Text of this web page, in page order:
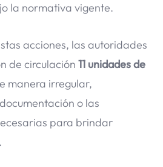
la normativa vigente.
acciones, las autoridades
de circulación 11 unidades de
manera irregular,
o las
para brindar